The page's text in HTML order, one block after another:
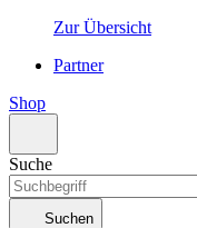
Zur Übersicht
Partner
Shop
Suche
Suchen